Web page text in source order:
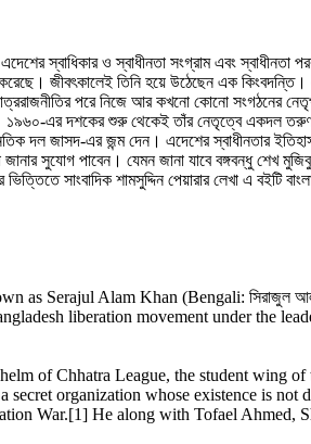
ও স্বাধীনতা সংগ্রাম এবং স্বাধীনতা
জীবৎকালেই তিনি হয়ে উঠেছেন এক
পরে নিজে আর কখনাে কোনাে সংগঠনের
১৯৬০-এর দশকের শুরু থেকেই তাঁর নেতৃত্বে একদল তরুণ
দল জাসদ-এর জন্ম দেন। এদেশের স্বাধীনতার
সুযােগ পাবেন। যেমন জানা যাবে বঙ্গবন্ধু শেখ
সাংবাদিক শামসুদ্দিন পেয়ারার লেখা এ বইটি
as Serajul Alam Khan (Bengali: সিরাজুল
liberation movement under the
of Chhatra League, the student wing
organization whose existence is not
War.[1] He along with Tofael Ahmed,